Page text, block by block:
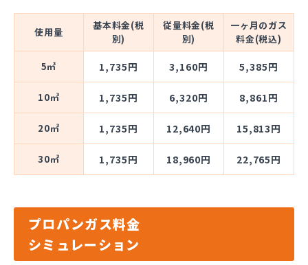
使用量
基本料金(税
別)
従量料金(税
別)
一ヶ月のガス
料金(税込)
5㎥ 1,735円 3,160円 5,385円
10㎥ 1,735円 6,320円 8,861円
20㎥ 1,735円 12,640円 15,813円
30㎥ 1,735円 18,960円 22,765円
プロパンガス料金
シミュレーション